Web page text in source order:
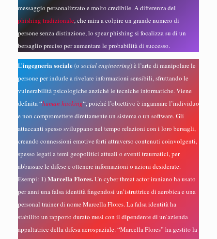
messaggio personalizzato e molto credibile. A differenza del
phishing tradizionale, che mira a colpire un grande numero di
persone senza distinzione, lo spear phishing si focalizza su di un
bersaglio preciso per aumentare le probabilità di successo.
L’ingegneria sociale(o social engineering) è l’arte di manipolare le
persone per indurle a rivelare informazioni sensibili, sfruttando le
vulnerabilità psicologiche anziché le tecniche informatiche. Viene
definita “human hacking“, poiché l’obiettivo è ingannare l’individuo
e non compromettere direttamente un sistema o un software. Gli
attaccanti spesso sviluppano nel tempo relazioni con i loro bersagli,
creando connessioni emotive forti attraverso contenuti coinvolgenti,
spesso legati a temi geopolitici attuali o eventi traumatici, per
abbassare le difese e ottenere informazioni o azioni desiderate.
Esempi: 1)Marcella Flores.Un cyber threat actor iraniano ha usato
per anni una falsa identità fingendosi un’istruttrice di aerobica e una
personal trainer di nome Marcella Flores. La falsa identità ha
stabilito un rapporto durato mesi con il dipendente di un’azienda
appaltatrice della difesa aerospaziale. “Marcella Flores” ha gestito la